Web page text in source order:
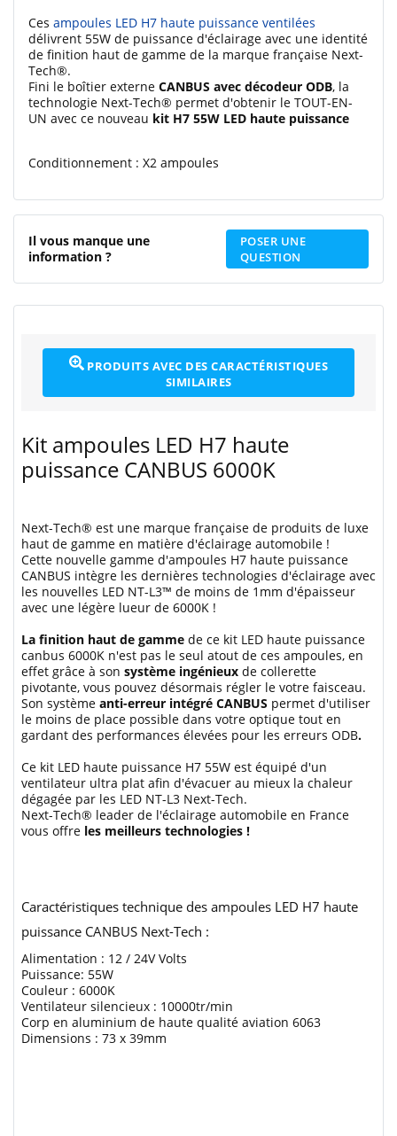
Ces ampoules LED H7 haute puissance ventilées
délivrent 55W de puissance d'éclairage avec une identité
de finition haut de gamme de la marque française Next-
Tech®.
Fini le boîtier externe CANBUS avec décodeur ODB, la
technologie Next-Tech® permet d'obtenir le TOUT-EN-
UN avec ce nouveau kit H7 55W LED haute puissance
Conditionnement : X2 ampoules
Il vous manque une
information ?
POSER UNE
QUESTION
PRODUITS AVEC DES CARACTÉRISTIQUES
SIMILAIRES
Kit ampoules LED H7 haute
puissance CANBUS 6000K
Next-Tech® est une marque française de produits de luxe
haut de gamme en matière d'éclairage automobile !
Cette nouvelle gamme d'ampoules H7 haute puissance
CANBUS intègre les dernières technologies d'éclairage avec
les nouvelles LED NT-L3™ de moins de 1mm d'épaisseur
avec une légère lueur de 6000K !
La finition haut de gamme de ce kit LED haute puissance
canbus 6000K n'est pas le seul atout de ces ampoules, en
effet grâce à son système ingénieux de collerette
pivotante, vous pouvez désormais régler le votre faisceau.
Son système anti-erreur intégré CANBUS permet d'utiliser
le moins de place possible dans votre optique tout en
gardant des performances élevées pour les erreurs ODB.
Ce kit LED haute puissance H7 55W est équipé d'un
ventilateur ultra plat afin d'évacuer au mieux la chaleur
dégagée par les LED NT-L3 Next-Tech.
Next-Tech® leader de l'éclairage automobile en France
vous offre les meilleurs technologies !
Caractéristiques technique des ampoules LED H7 haute
puissance CANBUS Next-Tech :
Alimentation : 12 / 24V Volts
Puissance: 55W
Couleur : 6000K
Ventilateur silencieux : 10000tr/min
Corp en aluminium de haute qualité aviation 6063
Dimensions : 73 x 39mm